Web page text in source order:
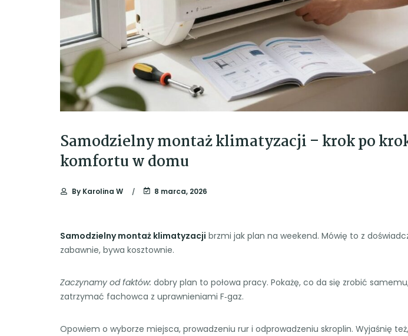
Samodzielny montaż klimatyzacji – krok po
komfortu w domu
By Karolina W 8 marca, 2026
Samodzielny montaż klimatyzacji brzmi jak plan na weekend. Mówię to z
zabawnie, bywa kosztownie.
Zaczynamy od faktów: dobry plan to połowa pracy. Pokażę, co da się zrobić
zatrzymać fachowca z uprawnieniami F‑gaz.
Opowiem o wyborze miejsca, prowadzeniu rur i odprowadzeniu skroplin. Wyjaśnię